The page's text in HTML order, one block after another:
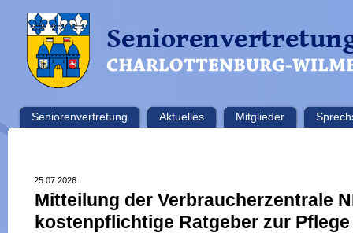
Seniorenvertretung Aktuelles Mitglieder
25.07.2026
Mitteilung der Verbraucherzentrale
kostenpflichtige Ratgeber zur